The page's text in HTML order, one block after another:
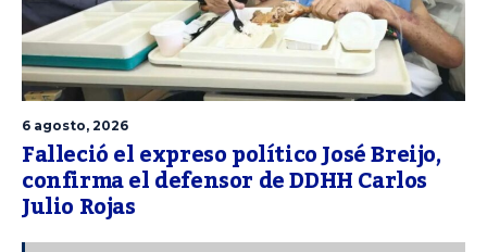
6 agosto, 2026
Falleció el expreso político José Breijo,
confirma el defensor de DDHH Carlos
Julio Rojas